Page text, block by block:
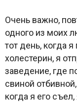
Очень важно,
одного из моих
тот день, когда
холестерин, я
заведение, где
свиной
когда я его